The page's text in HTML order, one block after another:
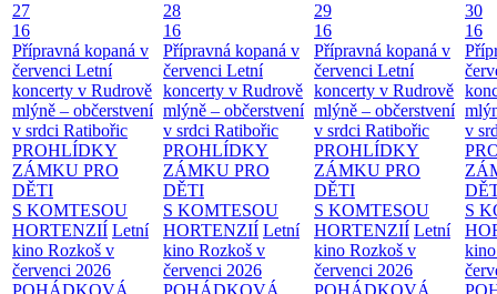
27
16
Přípravná kopaná v
červenci Letní
koncerty v Rudrově
mlýně – občerstvení
v srdci Ratibořic
PROHLÍDKY
ZÁMKU PRO
DĚTI
S KOMTESOU
HORTENZIÍ Letní
kino Rozkoš v
červenci 2026
POHÁDKOVÁ
28
16
Přípravná kopaná v
červenci Letní
koncerty v Rudrově
mlýně – občerstvení
v srdci Ratibořic
PROHLÍDKY
ZÁMKU PRO
DĚTI
S KOMTESOU
HORTENZIÍ Letní
kino Rozkoš v
červenci 2026
POHÁDKOVÁ
29
16
Přípravná kopaná v
červenci Letní
koncerty v Rudrově
mlýně – občerstvení
v srdci Ratibořic
PROHLÍDKY
ZÁMKU PRO
DĚTI
S KOMTESOU
HORTENZIÍ Letní
kino Rozkoš v
červenci 2026
POHÁDKOVÁ
30
16
v
S